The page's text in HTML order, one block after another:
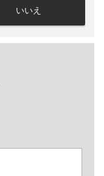
いいえ